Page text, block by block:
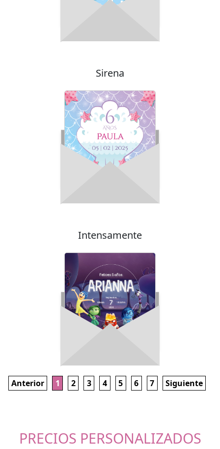
Sirena
Intensamente
Anterior 1 2 3 4 5 6 7 Siguiente
PRECIOS PERSONALIZADOS